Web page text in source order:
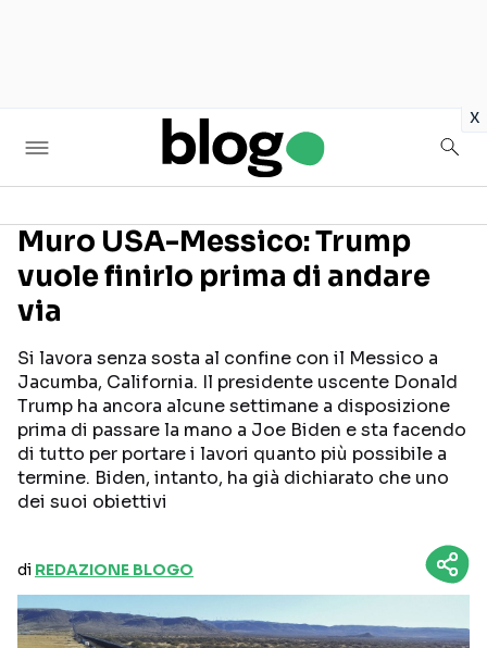
x
Seguici sui social
Muro USA-Messico: Trump
vuole finirlo prima di andare
via
Si lavora senza sosta al confine con il Messico a
Jacumba, California. Il presidente uscente Donald
Trump ha ancora alcune settimane a disposizione
prima di passare la mano a Joe Biden e sta facendo
di tutto per portare i lavori quanto più possibile a
termine. Biden, intanto, ha già dichiarato che uno
dei suoi obiettivi
di REDAZIONE BLOGO